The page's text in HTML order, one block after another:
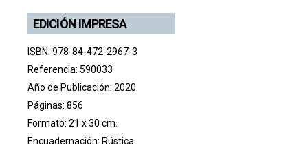
EDICIÓN IMPRESA
ISBN: 978-84-472-2967-3
Referencia: 590033
Año de Publicación: 2020
Páginas: 856
Formato: 21 x 30 cm.
Encuadernación: Rústica